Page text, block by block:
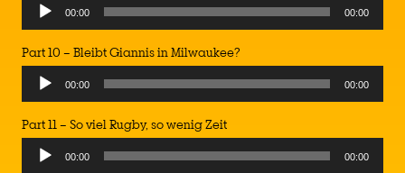
Audio
Player
00:00 00:00
Part 10 – Bleibt Giannis in Milwaukee?
Audio
Player
00:00 00:00
Part 11 – So viel Rugby, so wenig Zeit
Audio
00:00 00:00